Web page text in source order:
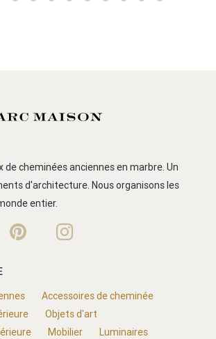
de cheminées anciennes en marbre. Un
d'architecture. Nous organisons les
entier.
Accessoires de cheminée
Objets d'art
Mobilier
Luminaires